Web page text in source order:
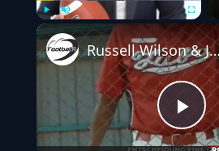
Fullscreen
Russell Wilson & Justin Fields: Steelers-